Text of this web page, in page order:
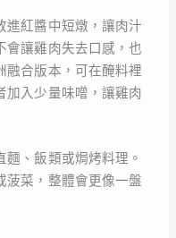
進紅醬中短燉，讓肉汁
會讓雞肉失去口感，也
融合版本，可在醃料裡
加入少量味噌，讓雞肉
、飯類或焗烤料理。
菠菜，整體會更像一盤